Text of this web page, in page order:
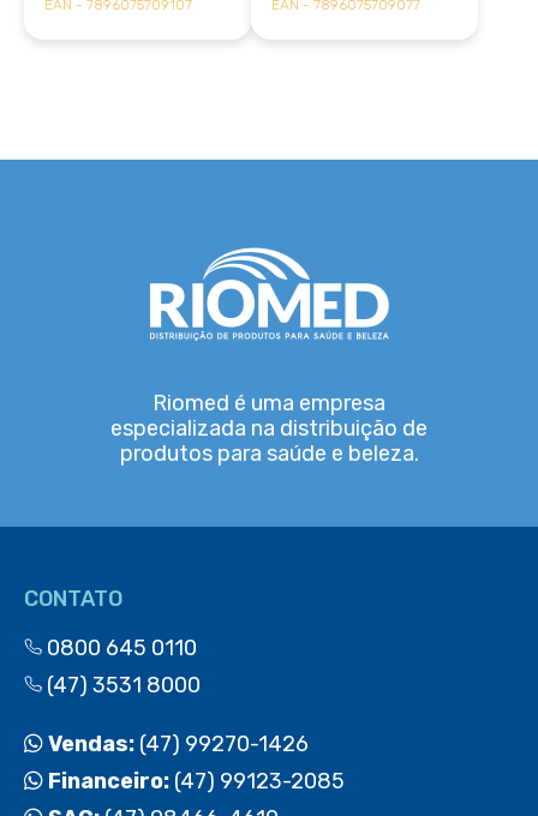
EAN - 7896075709107
EAN - 7896075709077
Riomed é uma empresa
especializada na distribuição de
produtos para saúde e beleza.
CONTATO
0800 645 0110
(47) 3531 8000
Vendas: (47) 99270-1426
Financeiro: (47) 99123-2085